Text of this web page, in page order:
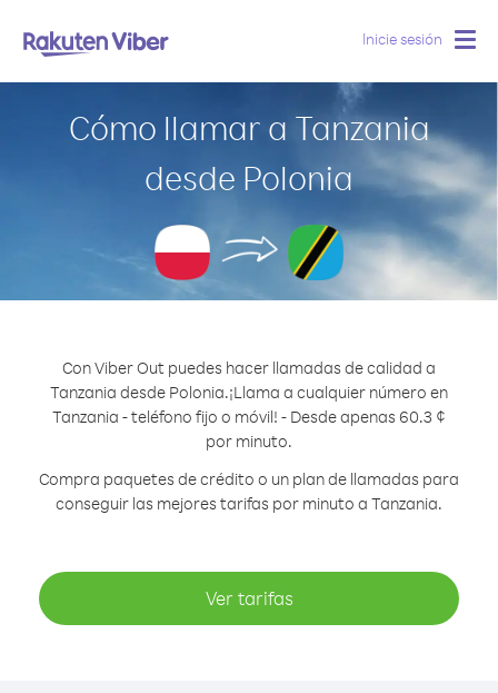
Inicie sesión
Cómo llamar a Tanzania
desde Polonia
Con Viber Out puedes hacer llamadas de calidad a
Tanzania desde Polonia.¡Llama a cualquier número en
Tanzania - teléfono fijo o móvil! - Desde apenas 60.3 ¢
por minuto.
Compra paquetes de crédito o un plan de llamadas para
conseguir las mejores tarifas por minuto a Tanzania.
Ver tarifas